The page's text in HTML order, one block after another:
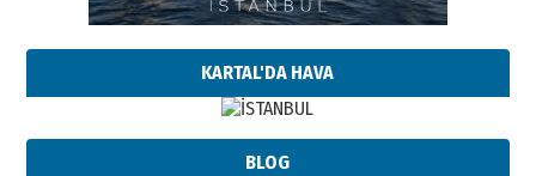
KARTAL'DA HAVA
BLOG